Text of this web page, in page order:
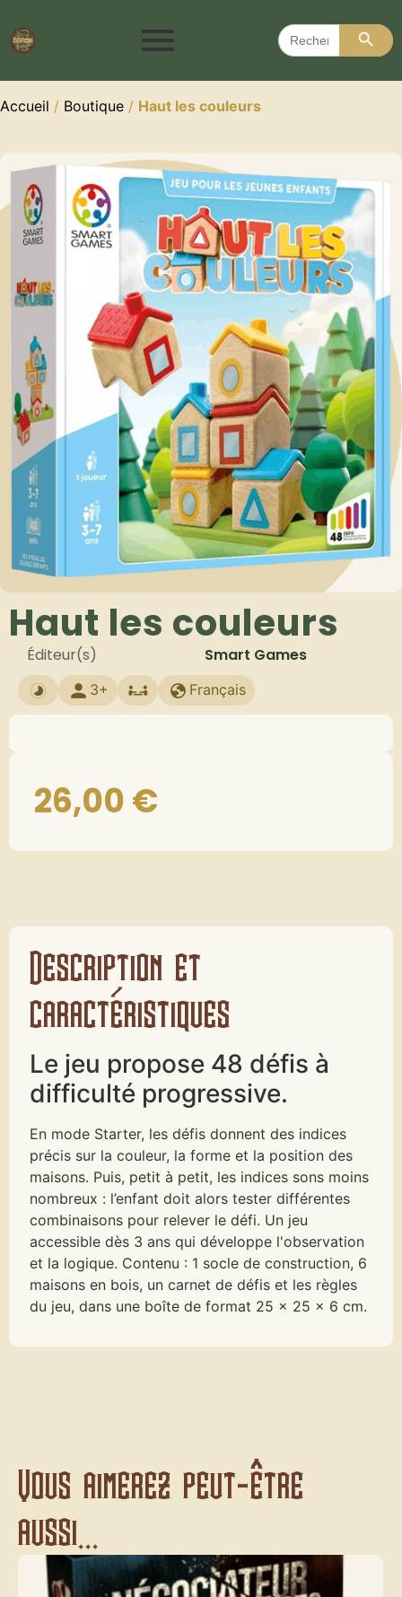
Search
for:
Search
Accueil / Boutique / Haut les couleurs
Haut les couleurs
Éditeur(s) Smart Games
3+ Français
26,00€
Description et
caractéristiques
Le jeu propose 48 défis à
difficulté progressive.
En mode Starter, les défis donnent des indices
précis sur la couleur, la forme et la position des
maisons. Puis, petit à petit, les indices sons moins
nombreux : l’enfant doit alors tester différentes
combinaisons pour relever le défi. Un jeu
accessible dès 3 ans qui développe l'observation
et la logique. Contenu : 1 socle de construction, 6
maisons en bois, un carnet de défis et les règles
du jeu, dans une boîte de format 25 x 25 x 6 cm.
Vous aimerez peut-être
aussi...